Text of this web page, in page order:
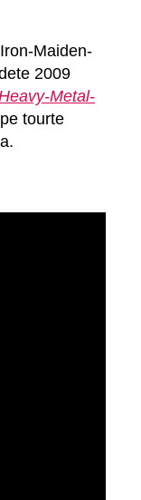
Maiden-
2009
Metal-
tourte